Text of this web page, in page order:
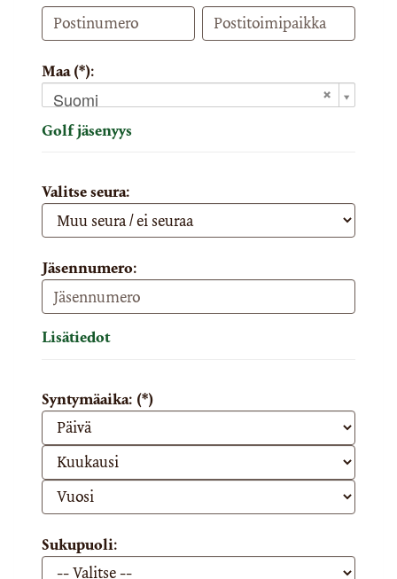
Maa (*):
Suomi
Golf jäsenyys
Valitse seura:
Jäsennumero:
Lisätiedot
Syntymäaika: (*)
Sukupuoli: